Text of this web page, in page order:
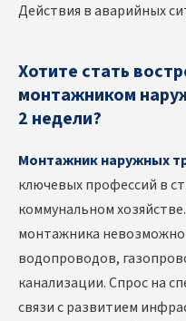
Действия в аварийных
Хотите стать
монтажником
2 недели?
Монтажник наружных
ключевых профессий в
коммунальном
монтажника
водопроводов,
канализации. Спрос на
связи с развитием